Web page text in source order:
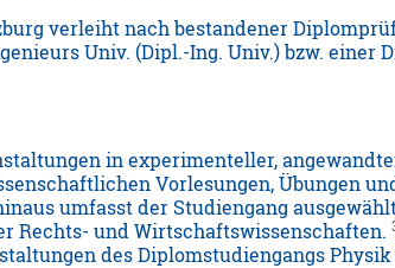
verleiht nach bestandener
Univ. (Dipl.-Ing. Univ.) bzw. einer
in experimenteller,
Vorlesungen, Übungen
umfasst der Studiengang
Rechts- und Wirtschaftswissenschaften.
des Diplomstudiengangs Physik